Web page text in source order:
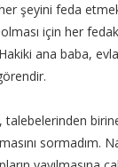
şeyini feda
için her
ana baba,
sormadım.